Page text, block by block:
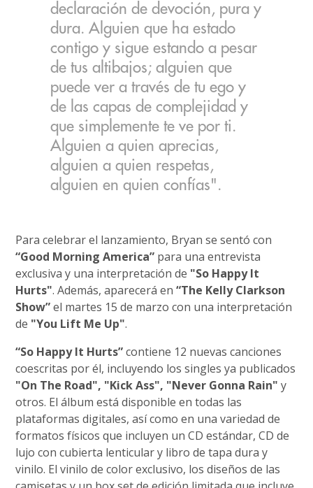
declaración de devoción, pura y
dura. Alguien que ha estado
contigo y sigue estando a pesar
de tus altibajos; alguien que
puede ver a través de tu ego y
de las capas de complejidad y
que simplemente te ve por ti.
Alguien a quien aprecias,
alguien a quien respetas,
alguien en quien confías".
Para celebrar el lanzamiento, Bryan se sentó con
“Good Morning America” para una entrevista
exclusiva y una interpretación de "So Happy It
Hurts". Además, aparecerá en“The Kelly Clarkson
Show”el martes 15 de marzo con una interpretación
de "You Lift Me Up".
“So Happy It Hurts”contiene 12 nuevas canciones
coescritas por él, incluyendo los singles ya publicados
"On The Road", "Kick Ass", "Never Gonna Rain" y
otros. El álbum está disponible en todas las
plataformas digitales, así como en una variedad de
formatos físicos que incluyen un CD estándar, CD de
lujo con cubierta lenticular y libro de tapa dura y
vinilo. El vinilo de color exclusivo, los diseños de las